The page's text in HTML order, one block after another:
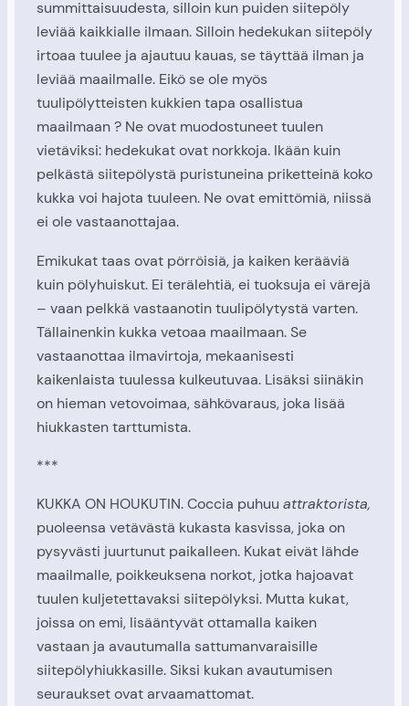
summittaisuudesta, silloin kun puiden siitepöly
leviää kaikkialle ilmaan. Silloin hedekukan siitepöly
irtoaa tuulee ja ajautuu kauas, se täyttää ilman ja
leviää maailmalle. Eikö se ole myös
tuulipölytteisten kukkien tapa osallistua
maailmaan ? Ne ovat muodostuneet tuulen
vietäviksi: hedekukat ovat norkkoja. Ikään kuin
pelkästä siitepölystä puristuneina priketteinä koko
kukka voi hajota tuuleen. Ne ovat emittömiä, niissä
ei ole vastaanottajaa.
Emikukat taas ovat pörröisiä, ja kaiken kerääviä
kuin pölyhuiskut. Ei terälehtiä, ei tuoksuja ei värejä
– vaan pelkkä vastaanotin tuulipölytystä varten.
Tällainenkin kukka vetoaa maailmaan. Se
vastaanottaa ilmavirtoja, mekaanisesti
kaikenlaista tuulessa kulkeutuvaa. Lisäksi siinäkin
on hieman vetovoimaa, sähkövaraus, joka lisää
hiukkasten tarttumista.
***
KUKKA ON HOUKUTIN. Coccia puhuu attraktorista,
puoleensa vetävästä kukasta kasvissa, joka on
pysyvästi juurtunut paikalleen. Kukat eivät lähde
maailmalle, poikkeuksena norkot, jotka hajoavat
tuulen kuljetettavaksi siitepölyksi. Mutta kukat,
joissa on emi, lisääntyvät ottamalla kaiken
vastaan ja avautumalla sattumanvaraisille
siitepölyhiukkasille. Siksi kukan avautumisen
seuraukset ovat arvaamattomat.